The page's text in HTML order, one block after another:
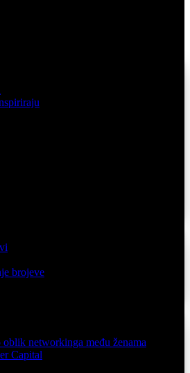
brojeve
networkinga među ženama
Capital